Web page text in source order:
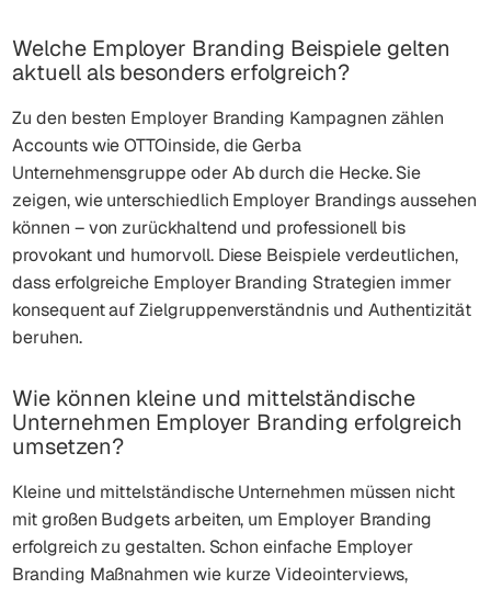
Welche Employer Branding Beispiele gelten
aktuell als besonders erfolgreich?
Zu den besten Employer Branding Kampagnen zählen
Accounts wie OTTOinside, die Gerba
Unternehmensgruppe oder Ab durch die Hecke. Sie
zeigen, wie unterschiedlich Employer Brandings aussehen
können – von zurückhaltend und professionell bis
provokant und humorvoll. Diese Beispiele verdeutlichen,
dass erfolgreiche Employer Branding Strategien immer
konsequent auf Zielgruppenverständnis und Authentizität
beruhen.
Wie können kleine und mittelständische
Unternehmen Employer Branding erfolgreich
umsetzen?
Kleine und mittelständische Unternehmen müssen nicht
mit großen Budgets arbeiten, um Employer Branding
erfolgreich zu gestalten. Schon einfache Employer
Branding Maßnahmen wie kurze Videointerviews,